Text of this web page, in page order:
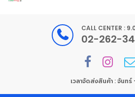
CALL CENTER :
02-262-
เวลาจัดส่งสินค้า : จันท